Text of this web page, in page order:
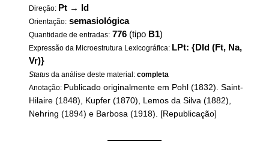
Direção: Pt → Id
Orientação: semasiológica
Quantidade de entradas: 776 (tipo B1)
Expressão da Microestrutura Lexicográfica: LPt: {DId (Ft, Na,
Vr)}
Status da análise deste material:completa
Anotação: Publicado originalmente em Pohl (1832). Saint-
Hilaire (1848), Kupfer (1870), Lemos da Silva (1882),
Nehring (1894) e Barbosa (1918). [Republicação]
——————